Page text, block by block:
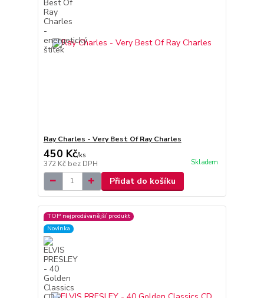
Ray Charles - Very Best Of Ray Charles
450 Kč/ks
372 Kč bez DPH Skladem
Přidat do košíku
TOP nejprodávanější produkt
Novinka